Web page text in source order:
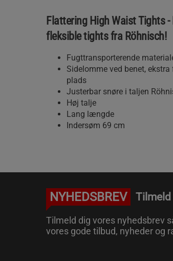
Flattering High Waist Tights
fleksible tights fra Röhnisch!
Fugttransporterende
Sidelomme ved benet,
plads
Justerbar snøre i taljen
Høj talje
Lang længde
Indersøm 69 cm
NYHEDSBREV Tilmeld
Tilmeld dig vores nyhedsbrev
vores gode tilbud, nyheder og